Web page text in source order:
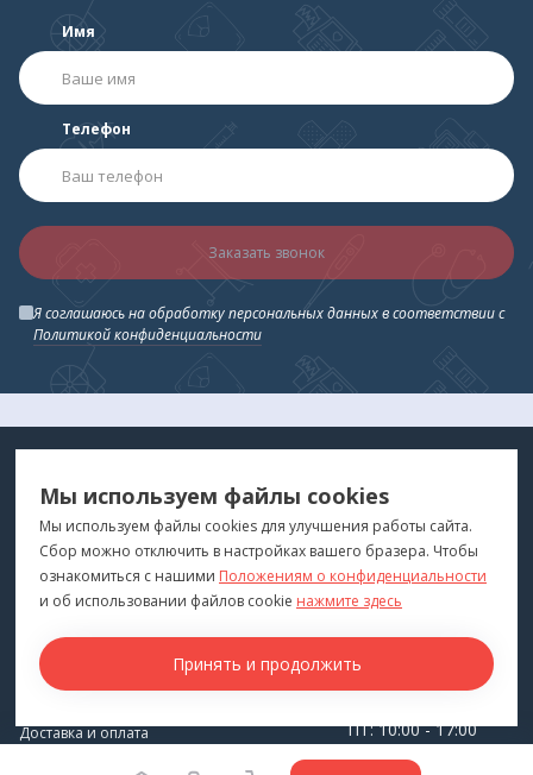
Имя
Телефон
Заказать звонок
Я соглашаюсь на обработку персональных данных в соответствии с
Политикой конфиденциальности
ДЛЯ ВАС
"Медтехника для Вас"©2026
ПОКУПАТЕЛЯМ
Каталог
Бренды
Для оптовиков
Доставка и оплата
КОНТАКТЫ
г. Владивосток
ПТ: 10:00 - 17:00
СБ-ВС: Выходной
Мы используем файлы cookies
Мы используем файлы cookies для улучшения работы сайта.
Сбор можно отключить в настройках вашего бразера. Чтобы
ознакомиться с нашими Положениям о конфиденциальности
и об использовании файлов cookie нажмите здесь
Принять и продолжить